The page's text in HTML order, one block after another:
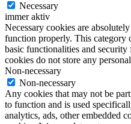
Necessary
immer aktiv
Necessary cookies are
function properly. This category
basic functionalities and security
cookies do not store any
Non-necessary
Non-necessary
Any cookies that may not be
to function and is used
analytics, ads, other embedded